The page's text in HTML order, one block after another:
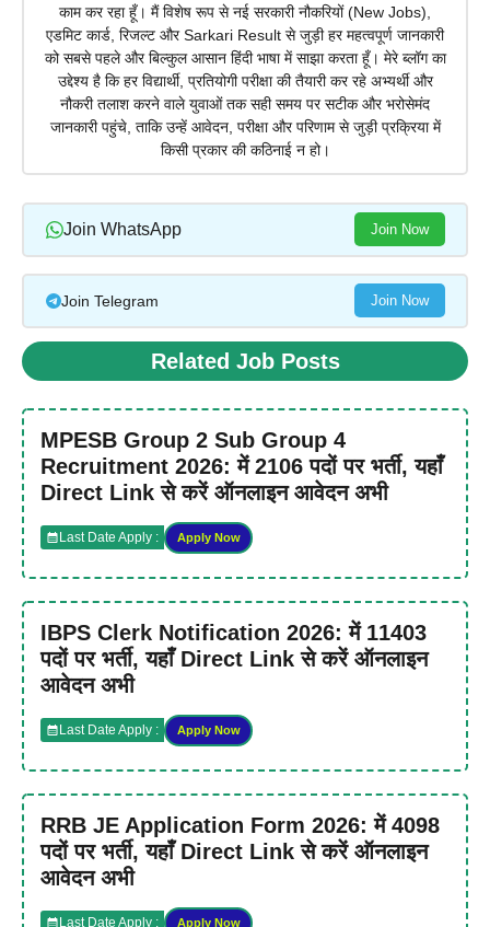
काम कर रहा हूँ। मैं विशेष रूप से नई सरकारी नौकरियों (New Jobs),
एडमिट कार्ड, रिजल्ट और Sarkari Result से जुड़ी हर महत्वपूर्ण जानकारी
को सबसे पहले और बिल्कुल आसान हिंदी भाषा में साझा करता हूँ। मेरे ब्लॉग का
उद्देश्य है कि हर विद्यार्थी, प्रतियोगी परीक्षा की तैयारी कर रहे अभ्यर्थी और
नौकरी तलाश करने वाले युवाओं तक सही समय पर सटीक और भरोसेमंद
जानकारी पहुंचे, ताकि उन्हें आवेदन, परीक्षा और परिणाम से जुड़ी प्रक्रिया में
किसी प्रकार की कठिनाई न हो।
Join WhatsApp Join Now
Join Telegram Join Now
Related Job Posts
MPESB Group 2 Sub Group 4
Recruitment 2026: में 2106 पदों पर भर्ती, यहाँ
Direct Link से करें ऑनलाइन आवेदन अभी
Last Date Apply : Apply Now
IBPS Clerk Notification 2026: में 11403
पदों पर भर्ती, यहाँ Direct Link से करें ऑनलाइन
आवेदन अभी
Last Date Apply : Apply Now
RRB JE Application Form 2026: में 4098
पदों पर भर्ती, यहाँ Direct Link से करें ऑनलाइन
आवेदन अभी
Last Date Apply : Apply Now